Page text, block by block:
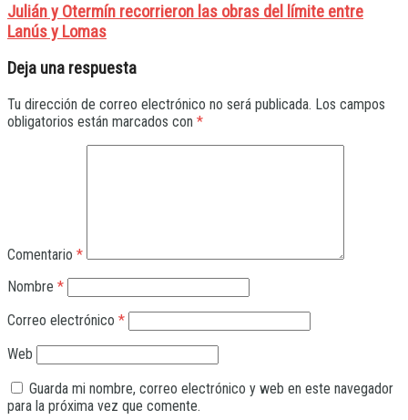
Julián y Otermín recorrieron las obras del límite entre
Lanús y Lomas
Deja una respuesta
Tu dirección de correo electrónico no será publicada. Los campos
obligatorios están marcados con *
Comentario *
Nombre *
Correo electrónico *
Web
Guarda mi nombre, correo electrónico y web en este navegador
para la próxima vez que comente.